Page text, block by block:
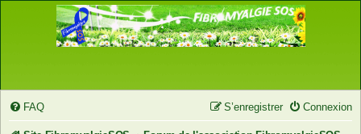
FAQ Connexion
S’enregistrer